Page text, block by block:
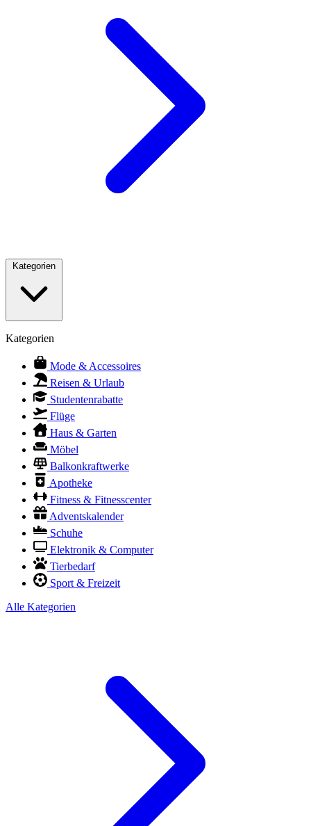
Kategorien
Mode & Accessoires
Reisen & Urlaub
Studentenrabatte
Flüge
Haus & Garten
Möbel
Balkonkraftwerke
Apotheke
Fitness & Fitnesscenter
Adventskalender
Schuhe
Elektronik & Computer
Tierbedarf
Sport & Freizeit
Alle Kategorien